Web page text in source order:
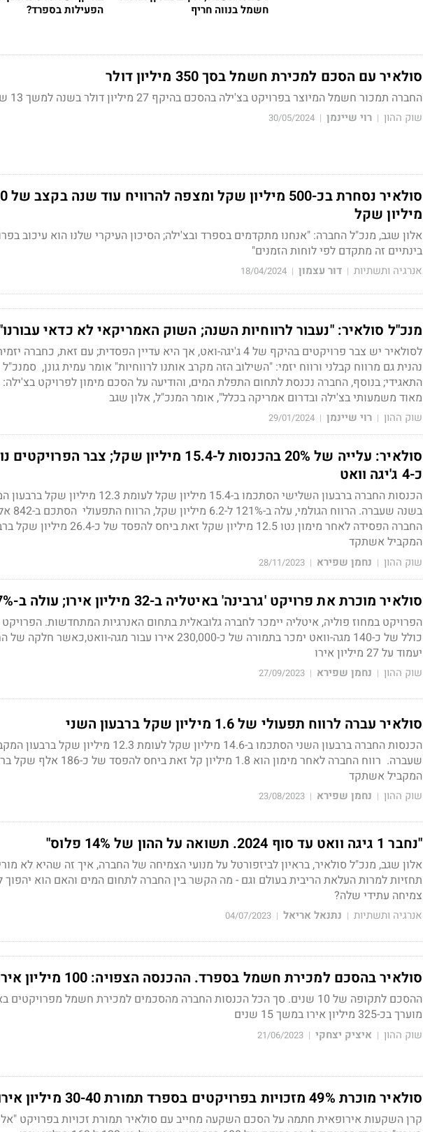
חשמל בנווה חריף
הפעילות בספרד?
סולאיר עם הסכם למכירת חשמל בסך 350 מיליון דולר
החברה תמכור חשמל המיוצר בפרויקט בצ'ילה בהסכם בהיקף 27 מיליון דולר בשנה למשך 13 שנים
שוק ההון | רוי שיינמן |
30/05/2024
סולאיר
מיליון שקל
אלון שגב, מנכ"ל החברה: "אנחנו מתקדמים בספרד ובצ'ילה; הסיכון העיקרי שלנו הוא עיכוב
בינתיים זה מתקדם לפי לוחות הזמנים"
אנרגיה ותשתיות | דור עצמון |
18/04/2024
מנכ"ל סולאיר: "נעבור לרווחיות השנה; השוק האמריקאי לא כדאי
לסולאיר יש צבר פרויקטים בהיקף של 4 ג'יגה-ואט, אך היא עדיין הפסדית; עם זאת, כחברה
נהנית גם מרווח קבלני ורווח יזמי: "השילוב הזה מקרב אותנו לרווחיות" אומר עמית גונן,
התאגידי; בנוסף, החברה נכנסת לתחום התפלת המים, והודיעה על הסכם מימון לפרויקט בצ'ילה:
מאוד משמעותי בצ'ילה ובדרום אמריקה בכלל", אומרהמנכ"ל, אלון שגב
שוק ההון | רוי שיינמן |
29/01/2024
סולאיר: עלייה של 20% בהכנסות ל-15.4 מיליון שקל; צבר
כ-4 ג'יגה וואט
הכנסות החברה ברבעון השלישי הסתכמו ב-15.4 מיליון שקל לעומת 12.3
בשנה שעברה.
החברה הפסידה לאחר מימון נטו 12.5 מיליון שקל זאת ביחס להפסד של כ-
המקביל אשתקד
שוק ההון | נחמן שפירא |
28/11/2023
סולאיר מוכרת את פרויקט 'גרבינה' באיטליה ב-32 מיליון אירו; עולה ב-7%
הפרויקט במחוז פוליה, איטליה יימכר לחברה גלובאלית בתחום האנרגיות המתחדשות.
כולל של כ-140 מגה-וואט ימכר בתמורה של כ-230,000 אירו עבור מגה-וואט,כאשר
יעמוד על 27 מיליון אירו
שוק ההון | נחמן שפירא |
27/09/2023
סולאיר עברה לרווח תפעולי של 1.6 מיליון שקל ברבעון השני
הכנסות החברה ברבעון השני הסתכמו ב-14.6 מיליון שקל לעומת 12.3
שעברה. רווח החברה לאחר מימון הוא 1.8 מיליון קל זאת ביחס
המקביל אשתקד
שוק ההון | נחמן שפירא |
23/08/2023
"נחבר 1 גיגה וואט עד סוף 2024. תשואה על ההון של 14% פלוס"
אלון שגב, מנכ"ל סולאיר, בראיון לביזפורטל על מנועי הצמיחה של החברה, איך זה שהיא לא
תחזיות למרות העלאת הריבית בעולם וגם - מה הקשר בין החברה לתחום המים והאם הוא יהפוך
צמיחה עתידי שלה?
אנרגיה ותשתיות | נתנאל אריאל |
04/07/2023
סולאיר בהסכם למכירת חשמל בספרד. ההכנסה הצפויה: 100 מיליון אירו
ההסכם לתקופה של 10 שנים. סך הכל הכנסות החברה מהסכמים למכירת חשמל מפרויקטים
מוערך בכ-325 מיליון אירו במשך 15 שנים
שוק ההון | איציק יצחקי |
21/06/2023
סולאיר מוכרת 49% מזכויות בפרויקטים בספרד תמורת 30-40 מיליון אירו
קרן השקעות אירופאית חתמה על הסכם השקעה מחייב עם סולאיר תמורת זכויות בפרויקט